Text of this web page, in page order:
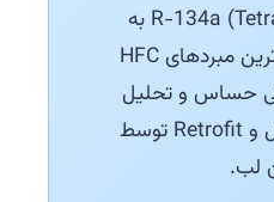
R-134a (Tetrafluoroethane) به
عنوان یکی از رایج‌ترین مبردهای HFC
حساس و تحلیل
پروتکل‌های اورهال و Retrofit توسط